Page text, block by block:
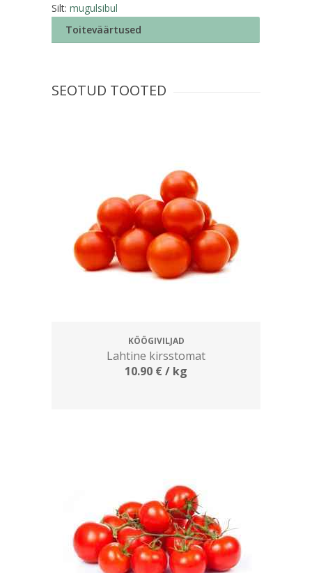
Silt: mugulsibul
Toiteväärtused
SEOTUD TOOTED
KÖÖGIVILJAD
Lahtine kirsstomat
10.90 €/ kg